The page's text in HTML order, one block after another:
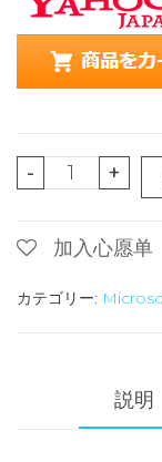
-
【国
版】
Microsoft
365
+
加入心愿单
カテゴリー:
説明